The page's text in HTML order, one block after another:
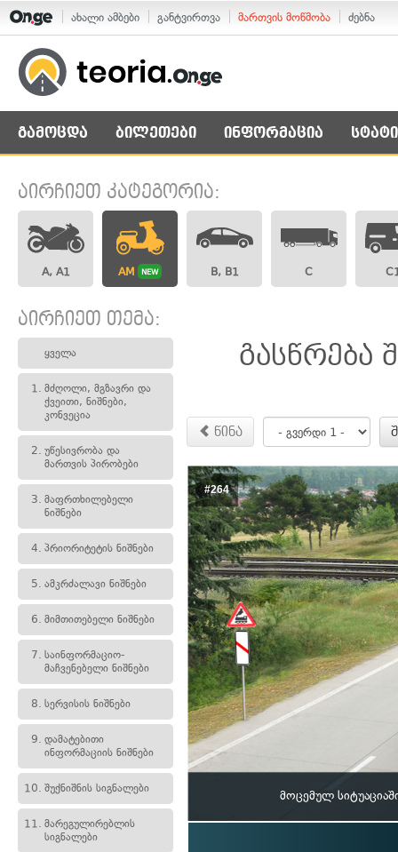
ახალი ამბები განტვირთვა მართვის მოწმობა ძებნა
გამოცდა ბილეთები ინფორმაცია
აირჩიეთ კატეგორია:
A, A1 AM NEW B, B1 C
აირჩიეთ თემა:
ყველა
1. მძღოლი, მგზავრი და
ქვეითი, ნიშნები,
კონვეცია
2. უწესივრობა და
მართვის პირობები
3. მაფრთხილებელი
ნიშნები
4. პრიორიტეტის ნიშნები
5. ამკრძალავი ნიშნები
6. მიმთითებელი ნიშნები
7. საინფორმაციო-
მაჩვენებელი ნიშნები
8. სერვისის ნიშნები
9. დამატებითი
ინფორმაციის ნიშნები
10. შუქნიშნის სიგნალები
11. მარეგულირებლის
სიგნალები
გასწრება
წინა
#264
მოცემულ